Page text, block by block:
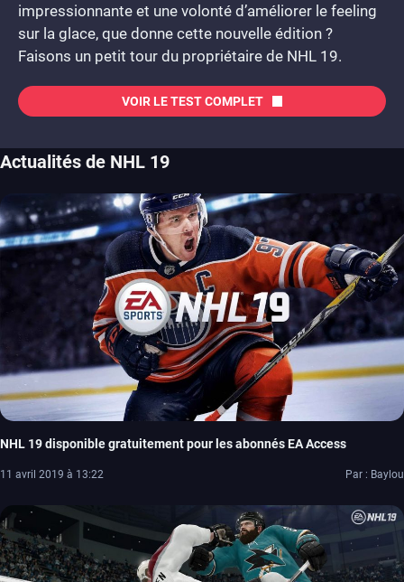
impressionnante et une volonté d’améliorer le feeling
sur la glace, que donne cette nouvelle édition ?
Faisons un petit tour du propriétaire de NHL 19.
VOIR LE TEST COMPLET
Actualités de NHL 19
NHL 19 disponible gratuitement pour les abonnés EA Access
11 avril 2019 à 13:22 Par : Baylou